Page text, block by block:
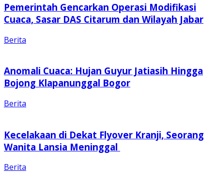
Pemerintah Gencarkan Operasi Modifikasi
Cuaca, Sasar DAS Citarum dan Wilayah Jabar
Berita
Anomali Cuaca: Hujan Guyur Jatiasih Hingga
Bojong Klapanunggal Bogor
Berita
Kecelakaan di Dekat Flyover Kranji, Seorang
Wanita Lansia Meninggal
Berita